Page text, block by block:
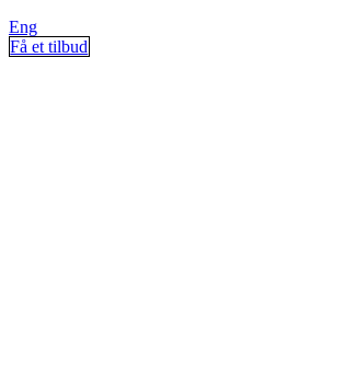
Eng
Få et tilbud